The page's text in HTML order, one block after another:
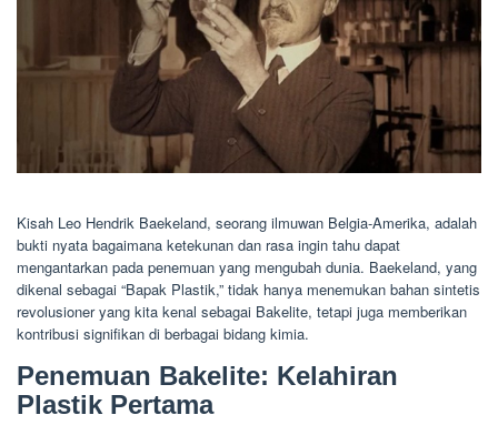
Kisah Leo Hendrik Baekeland, seorang ilmuwan Belgia-Amerika, adalah
bukti nyata bagaimana ketekunan dan rasa ingin tahu dapat
mengantarkan pada penemuan yang mengubah dunia. Baekeland, yang
dikenal sebagai “Bapak Plastik,” tidak hanya menemukan bahan sintetis
revolusioner yang kita kenal sebagai Bakelite, tetapi juga memberikan
kontribusi signifikan di berbagai bidang kimia.
Penemuan Bakelite: Kelahiran
Plastik Pertama